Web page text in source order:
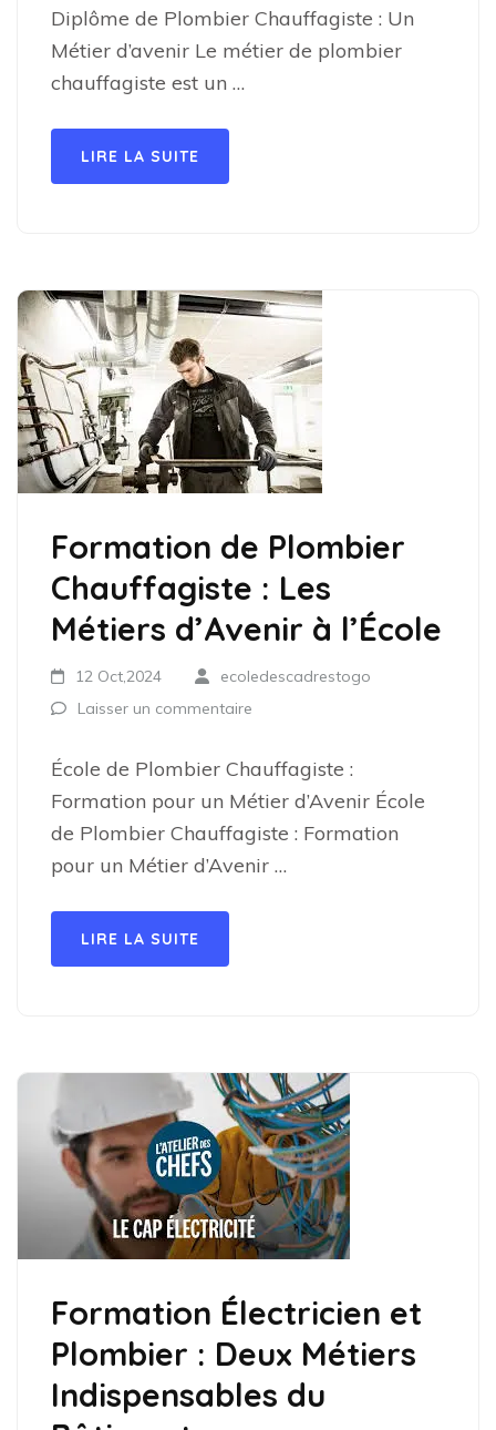
Diplôme de Plombier Chauffagiste : Un
Métier d’avenir Le métier de plombier
chauffagiste est un …
LIRE LA SUITE
Formation de Plombier
Chauffagiste : Les
Métiers d’Avenir à l’École
12 Oct,2024
ecoledescadrestogo
Laisser un commentaire
École de Plombier Chauffagiste :
Formation pour un Métier d’Avenir École
de Plombier Chauffagiste : Formation
pour un Métier d’Avenir …
LIRE LA SUITE
Formation Électricien et
Plombier : Deux Métiers
Indispensables du